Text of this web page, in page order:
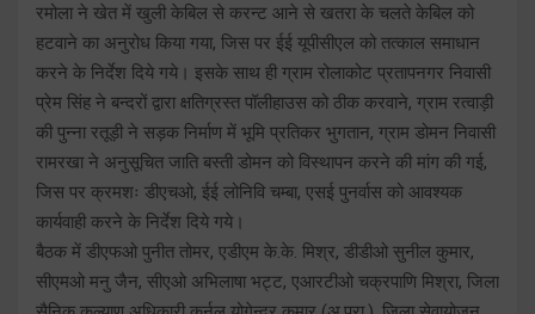
रमोला ने खेत में खुली केबिल से करन्ट आने से खतरा के चलते केबिल को
हटवाने का अनुरोध किया गया, जिस पर ईई यूपीसीएल को तत्काल समाधान
करने के निर्देश दिये गये। इसके साथ ही ग्राम रोलाकोट प्रतापनगर निवासी
प्रेम सिंह ने बन्दरों द्वारा क्षतिग्रस्त पॉलीहाउस को ठीक करवाने, ग्राम रत्वाड़ी
की पुन्ना रतूड़ी ने सड़क निर्माण में भूमि प्रतिकर भुगतान, ग्राम डोमन निवासी
रामरखा ने अनुसूचित जाति बस्ती डोमन को विस्थापन करने की मांग की गई,
जिस पर क्रमशः डीएचओ, ईई लोनिवि चम्बा, एसई पुनर्वास को आवश्यक
कार्यवाही करने के निर्देश दिये गये।
बैठक में डीएफओ पुनीत तोमर, एडीएम के.के. मिश्र, डीडीओ सुनील कुमार,
सीएमओ मनु जैन, सीएओ अभिलाषा भट्ट, एआरटीओ चक्रपाणि मिश्रा, जिला